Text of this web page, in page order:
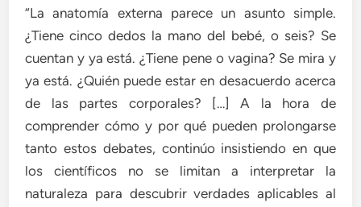
“La anatomía externa parece un asunto simple.
¿Tiene cinco dedos la mano del bebé, o seis? Se
cuentan y ya está. ¿Tiene pene o vagina? Se mira y
ya está. ¿Quién puede estar en desacuerdo acerca
de las partes corporales? […] A la hora de
comprender cómo y por qué pueden prolongarse
tanto estos debates, continúo insistiendo en que
los científicos no se limitan a interpretar la
naturaleza para descubrir verdades aplicables al